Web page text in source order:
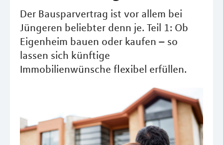
Der Bausparvertrag ist vor allem bei
Jüngeren beliebter denn je. Teil 1: Ob
Eigenheim bauen oder kaufen – so
lassen sich künftige
Immobilienwünsche flexibel erfüllen.